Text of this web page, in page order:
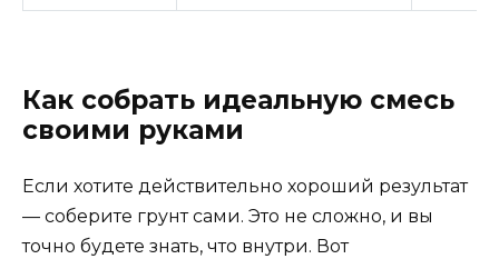
Как собрать идеальную смесь
своими руками
Если хотите действительно хороший результат
— соберите грунт сами. Это не сложно, и вы
точно будете знать, что внутри. Вот